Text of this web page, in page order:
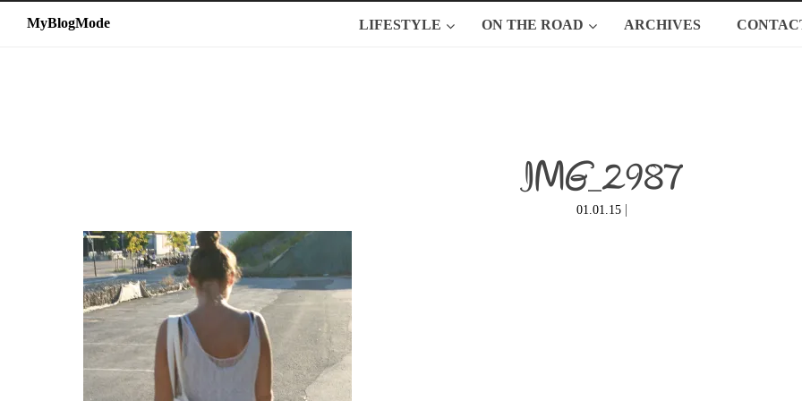
LIFESTYLE ON THE ROAD ARCHIVES
MyBlogMode
MyBlogMode
IMG_2987
01.01.15 |